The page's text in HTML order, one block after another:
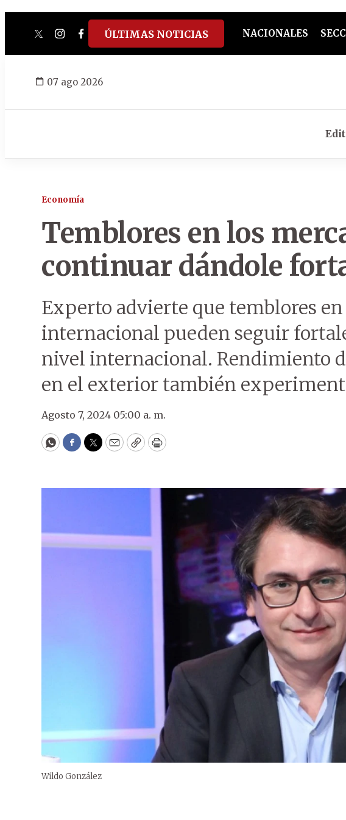
twitterinstagram
facebook
tiktokyoutube
spotify
ÚLTIMAS NOTICIAS NACIONALES
07 ago 2026
Economía
Temblores en los
continuar dándole
Experto advierte que temblores
internacional pueden seguir
nivel internacional. Rendimiento
en el exterior también
Agosto 7, 2024 05:00 a. m.
WhatsApp
Facebook
Twitter
EmailCopyPrint
Wildo González